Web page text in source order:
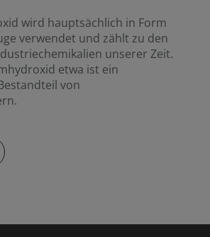
wird hauptsächlich in Form
verwendet und zählt zu den
unserer Zeit.
etwa ist ein
von